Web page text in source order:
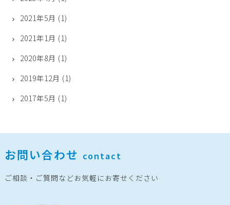
2021年5月 (1)
2021年1月 (1)
2020年8月 (1)
2019年12月 (1)
2017年5月 (1)
お問い合わせ contact
ご相談・ご質問などお気軽にお寄せください